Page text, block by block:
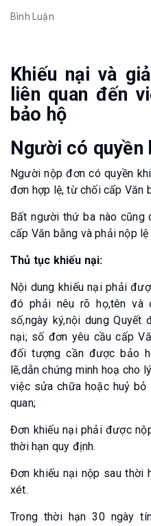
Bình Luận
Khiếu nại và
liên quan đến
bảo hộ
Người có quyền
Người nộp đơn có quyền
đơn hợp lệ, từ chối cấp Văn
Bất người thứ ba nào cũng
cấp Văn bằng và phải nộp
Thủ tục khiếu nại:
Nội dung khiếu nại phải
đó phải nêu rõ họ,tên và
số,ngày ký,nội dung Quyết
nại; số đơn yêu cầu cấp
đối tượng cần được bảo
lẽ,dẫn chứng minh hoạ cho
việc sửa chữa hoặc huỷ
quan;
Đơn khiếu nại phải được
thời hạn quy định.
Đơn khiếu nại nộp sau thời
xét.
Trong thời hạn 30 ngày